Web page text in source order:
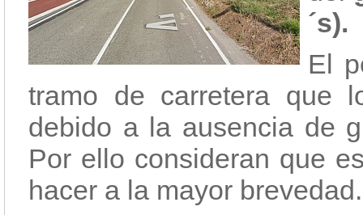
´s).
El
tramo de carretera que
debido a la ausencia de
Por ello consideran que
hacer a la mayor brevedad.